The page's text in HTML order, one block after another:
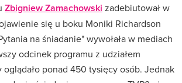
Zbigniew Zamachowski zadebiutował w
się u boku Moniki Richardson
na śniadanie" wywołała w mediach
odcinek programu z udziałem
ponad 450 tysięcy osób. Jednak